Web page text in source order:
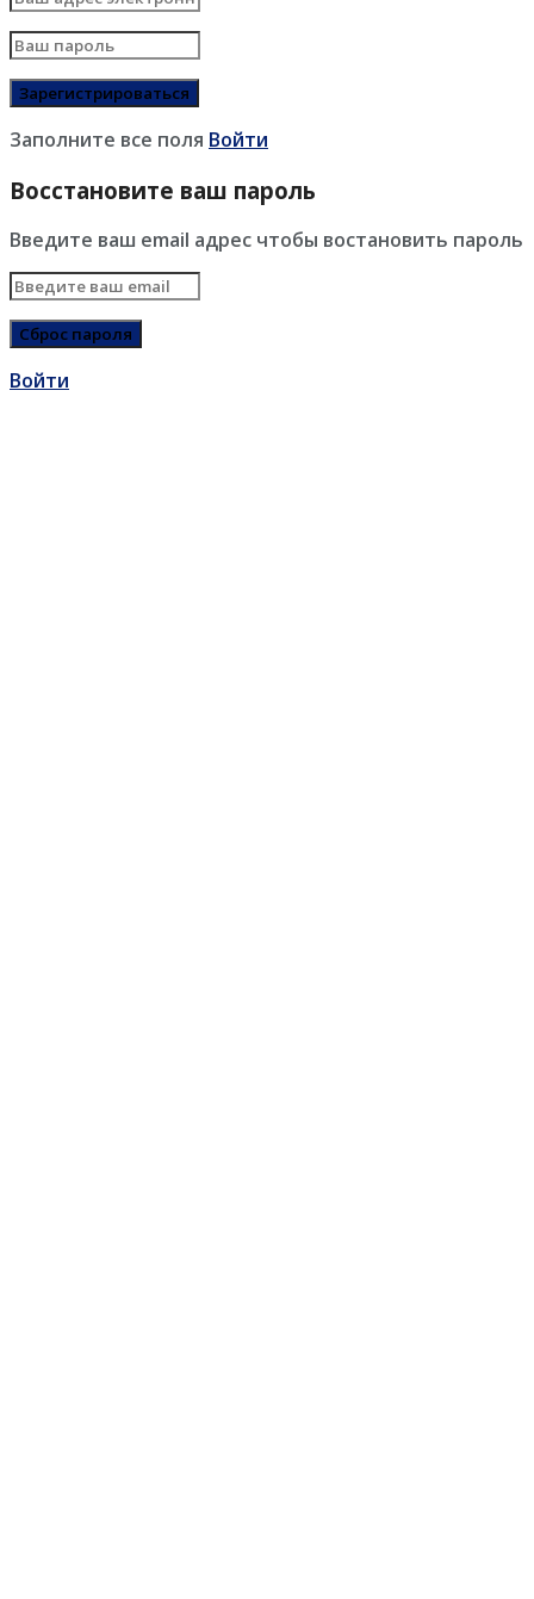
Заполните все поля Войти
Восстановите ваш пароль
Введите ваш email адрес чтобы востановить пароль
Войти